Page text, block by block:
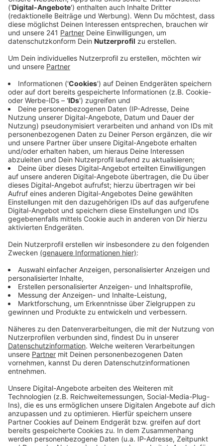
Anzeige
Vor ein paar Monaten stand der Weiterbetrieb des
Kollegs noch auf der Kippe – unter anderem, weil zum
Beispiel gestiegene Energiekosten die Finanzierung
erschwerten. Jetzt habe man sich mit den Partnern
und dem Kollegium soweit geeinigt, dass ein weiterer
Betrieb vorerst möglich ist, so ein Sprecher. Auf dem
Berufskolleg werden Auszubildende in den Bereichen
Chemie, Pharmazie, Elektrotechnik oder auch
Wirtschaft unterrichtet. Neben Currenta schicken
auch weitere Partner aus dem Chempark, wie zum
Beispiel Covestro oder Lanxess ihre Azubis auf das
Kolleg. Deswegen sind auch sie an den Kosten
beteiligt.
Anzeige
Mehr Meldungen aus Leverkusen
Anzeige
Brand in Leverkusen-Quettingen: Rußpartikel
Weihnachtsmärkte Leverkusen: Schlebusch geht
wieder leer aus
Leverkusener Löwe wird an Renate Wolf verliehen
Anzeige